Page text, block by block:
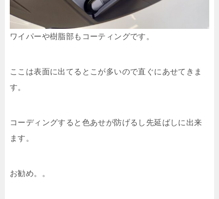
ワイパーや樹脂部もコーティングです。
ここは表面に出てるとこが多いので直ぐにあせてきま
す。
コーディングすると色あせが防げるし先延ばしに出来
ます。
お勧め。。